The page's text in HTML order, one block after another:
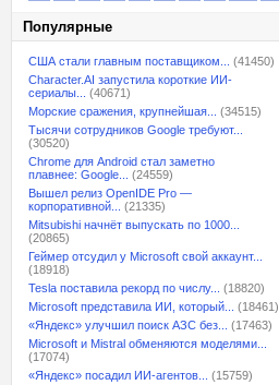
Популярные
США стали главным поставщиком...
(41450)
Character.AI запустила короткие ИИ-
сериалы...
(40671)
Морские сражения, крупнейшая...
(34515)
Тысячи сотрудников Google требуют...
(30520)
Chrome для Android стал заметно
плавнее: Google...
(24559)
Вышел релиз OpenIDE Pro —
корпоративной...
(21335)
Mitsubishi начнёт выпускать по 1000...
(20865)
Геймер отсудил у Microsoft свой аккаунт...
(18918)
Tesla поставила рекорд по числу...
(18820)
Microsoft представила ИИ, который...
(18461)
«Яндекс» улучшил поиск АЗС без...
(17463)
Microsoft и Mistral обменяются моделями...
(17074)
«Яндекс» посадил ИИ-агентов...
(15759)